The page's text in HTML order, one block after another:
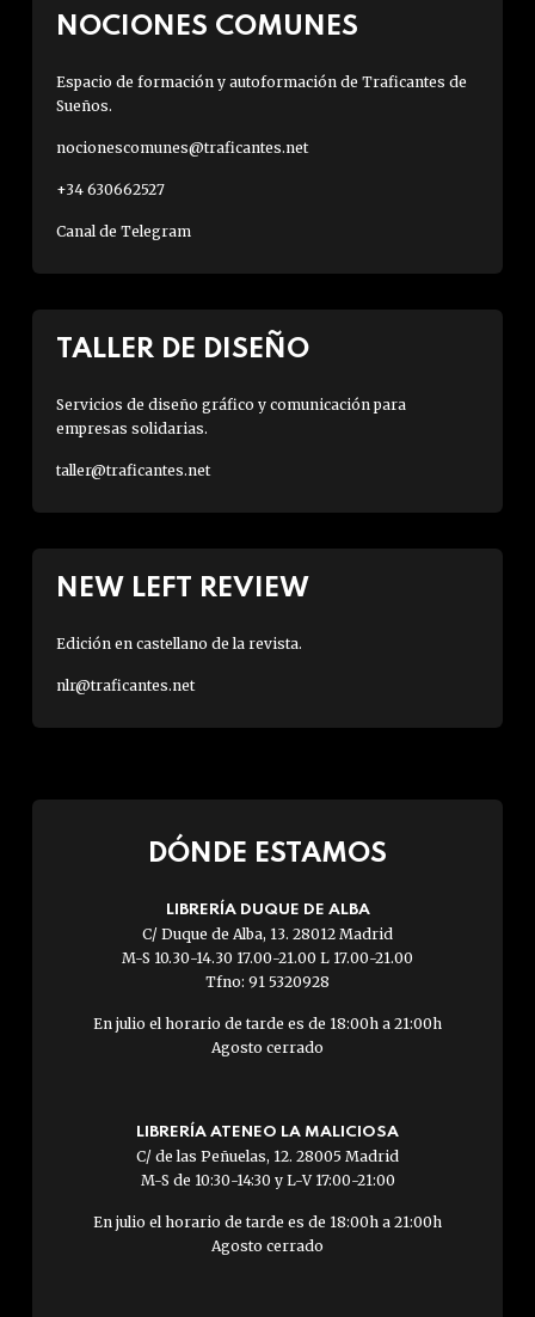
NOCIONES COMUNES
Espacio de formación y autoformación de Traficantes de
Sueños.
nocionescomunes@traficantes.net
+34 630662527
Canal de Telegram
TALLER DE DISEÑO
Servicios de diseño gráfico y comunicación para
empresas solidarias.
taller@traficantes.net
NEW LEFT REVIEW
Edición en castellano de la revista.
nlr@traficantes.net
DÓNDE ESTAMOS
LIBRERÍA DUQUE DE ALBA
C/ Duque de Alba, 13. 28012 Madrid
M-S 10.30-14.30 17.00-21.00 L 17.00-21.00
Tfno: 91 5320928
En julio el horario de tarde es de 18:00h a 21:00h
Agosto cerrado
LIBRERÍA ATENEO LA MALICIOSA
C/ de las Peñuelas, 12. 28005 Madrid
M-S de 10:30-14:30 y L-V 17:00-21:00
En julio el horario de tarde es de 18:00h a 21:00h
Agosto cerrado